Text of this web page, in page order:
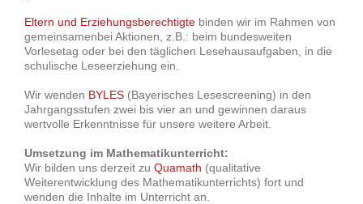
Eltern und Erziehungsberechtigte binden wir im Rahmen von
gemeinsamenbei Aktionen, z.B.: beim bundesweiten
Vorlesetag oder bei den täglichen Lesehausaufgaben, in die
schulische Leseerziehung ein.
Wir wenden BYLES (Bayerisches Lesescreening) in den
Jahrgangsstufen zwei bis vier an und gewinnen daraus
wertvolle Erkenntnisse für unsere weitere Arbeit.
Umsetzung im Mathematikunterricht:
Wir bilden uns derzeit zu Quamath (qualitative
Weiterentwicklung des Mathematikunterrichts) fort und
wenden die Inhalte im Unterricht an.